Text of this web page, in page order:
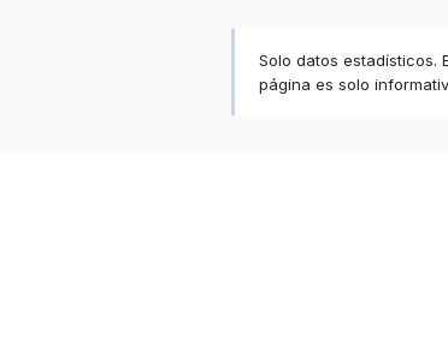
Solo datos estadísticos.
página es solo